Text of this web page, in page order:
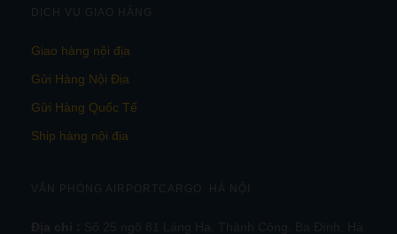
DỊCH VỤ GIAO HÀNG
Giao hàng nội địa
Gửi Hàng Nội Địa
Gửi Hàng Quốc Tế
Ship hàng nội địa
VĂN PHÒNG AIRPORTCARGO HÀ NỘI